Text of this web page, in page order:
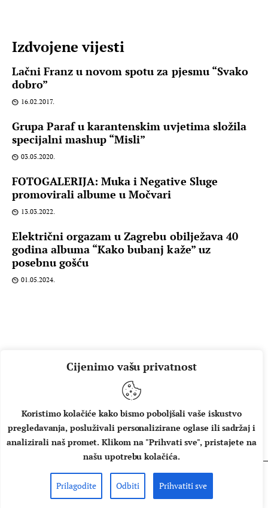
Cijenimo vašu privatnost
Koristimo kolačiće kako bismo poboljšali vaše iskustvo
pregledavanja, posluživali personalizirane oglase ili sadržaj i
analizirali naš promet. Klikom na "Prihvati sve", pristajete na
našu upotrebu kolačića.
Prilagodite Odbiti Prihvatiti sve
Izdvojene vijesti
Lačni Franz u novom spotu za pjesmu “Svako
dobro”
16.02.2017.
Grupa Paraf u karantenskim uvjetima složila
specijalni mashup “Misli”
03.05.2020.
FOTOGALERIJA: Muka i Negative Sluge
promovirali albume u Močvari
13.03.2022.
Električni orgazam u Zagrebu obilježava 40
godina albuma “Kako bubanj kaže” uz
posebnu gošću
01.05.2024.
O NAMA IMPRESSUM UVJETI KORIŠTENJA
Copyright © 2026 Music Box - All rights reserved.